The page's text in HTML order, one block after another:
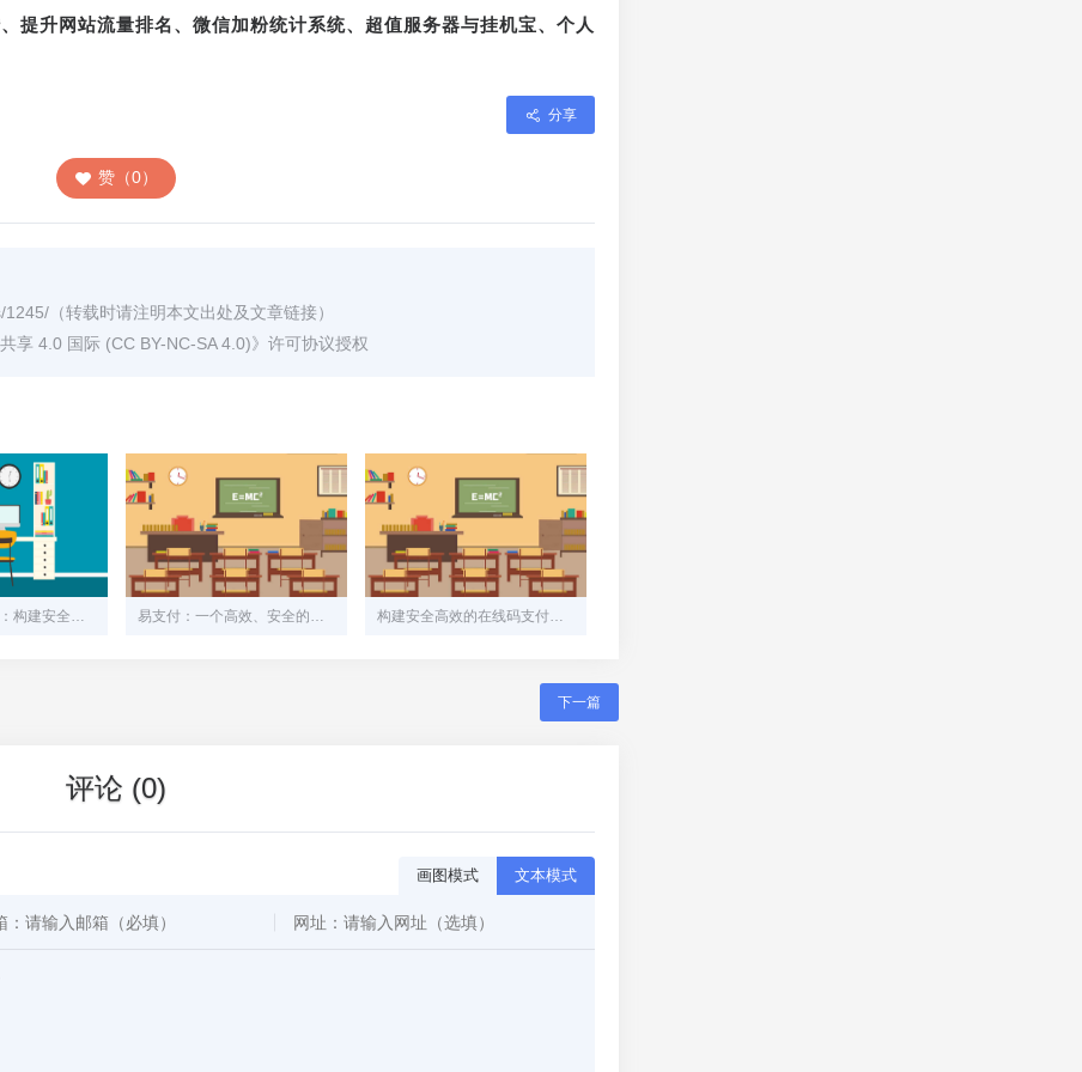
提升网站流量排名、微信加粉统计系统、超值服务器与挂机宝、个人
分享
赞（0）
1245/ （转载时请注明本文出处及文章链接）
享 4.0 国际 (CC BY-NC-SA 4.0)》许可协议授权
易支付网站源码：构建安全、高效的在线支付解决方案 易支付：一个高效、安全的在线支付系统解决方案 构建安全高效的在线码支付平台：从零到一的技术指南
下一篇
评论 (0)
画图模式 文本模式